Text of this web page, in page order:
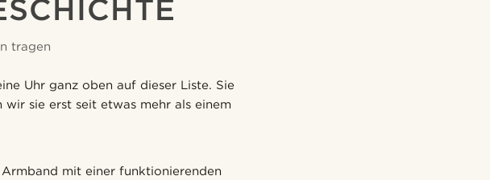
tragen
Uhr ganz oben auf dieser Liste. Sie
sie erst seit etwas mehr als einem
mit einer funktionierenden